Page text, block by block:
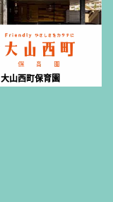
大山西町保育園